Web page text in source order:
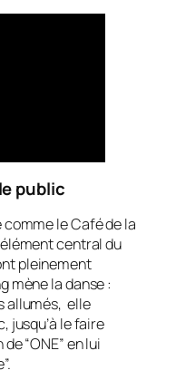
public
le Café de la
central du
pleinement
mène la danse :
allumés, elle
jusqu’à le faire
“ONE” en lui